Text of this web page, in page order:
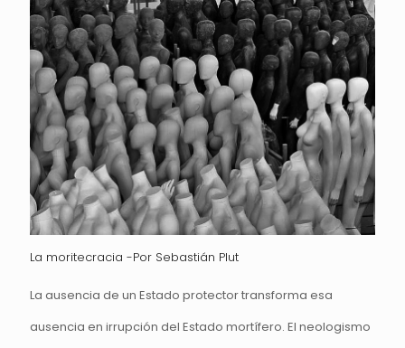
La moritecracia -Por Sebastián Plut
La ausencia de un Estado protector transforma esa
ausencia en irrupción del Estado mortífero. El neologismo